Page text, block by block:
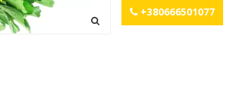
+380666501077